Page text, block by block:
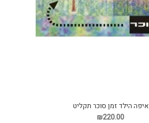
איפה הילד זמן סוכר תקליט
₪220.00